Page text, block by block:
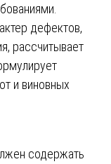
дефектов,
рассчитывает
и виновных
содержать